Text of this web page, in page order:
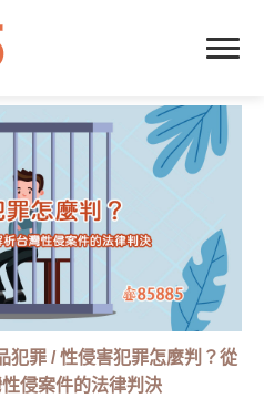
犯罪 /性侵害犯罪怎麼判？從
侵案件的法律判決